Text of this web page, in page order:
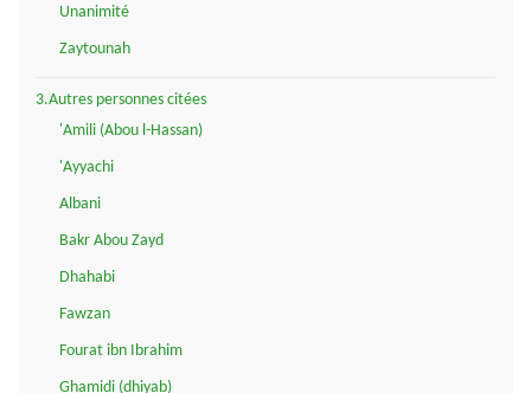
Unanimité
Zaytounah
3.Autres personnes citées
'Amili (Abou l-Hassan)
'Ayyachi
Albani
Bakr Abou Zayd
Dhahabi
Fawzan
Fourat ibn Ibrahim
Ghamidi (dhiyab)